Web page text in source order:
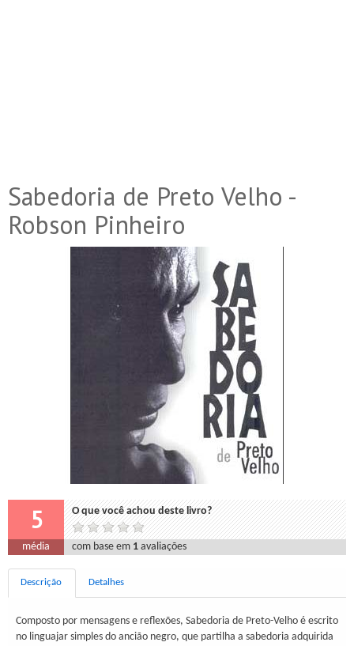
Sabedoria de Preto Velho -
Robson Pinheiro
5 O que você achou deste livro?
média com base em 1 avaliações
Descrição Detalhes
Composto por mensagens e reflexões, Sabedoria de Preto-Velho é escrito
no linguajar simples do ancião negro, que partilha a sabedoria adquirida